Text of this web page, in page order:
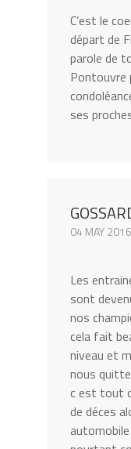
C’est le
départ de
parole de
Pontouvre
ses
04 MAY 2016
Les
sont
nos
cela fait
niveau et
nous
c est tout
de déces